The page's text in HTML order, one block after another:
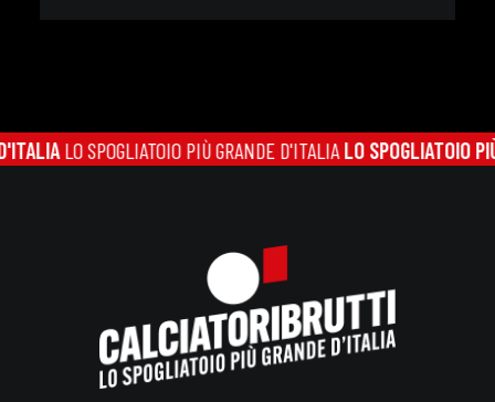
LO SPOGLIATOIO PIÙ GRANDE D'ITALIALO SPOGLIATOIO PIÙ